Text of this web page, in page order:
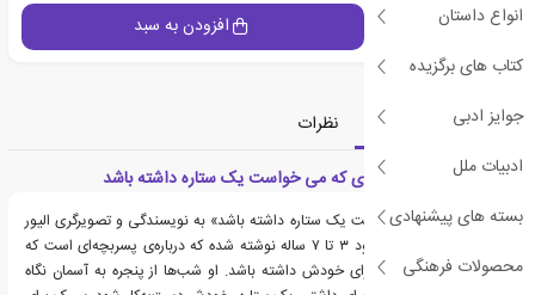
انواع داستان
کتاب های برگزیده
جوایز ادبی
ادبیات ملل
بسته های پیشنهادی
محصولات فرهنگی
جزئیات افزودن به سبد
معرفی دسته‌بندی
نظرات
معرفی کتاب پسر بچه ای که می خواست یک ستاره داشته باشد
«پسر بچه‌ای که می‌خواست یک ستاره داشته باشد» به نویسندگی و تصویرگری الیور
جفرز برای گروه سنی حدود ۳ تا ۷ ساله نوشته شده که درباره‌ی پسربچه‌ای است که
دوست دارد یک ستاره برای خودش داشته باشد. او شب‌ها از پنجره به آسمان نگاه